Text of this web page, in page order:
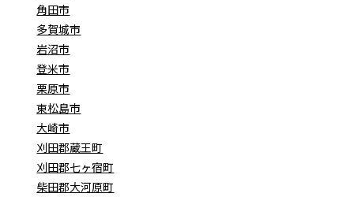
角田市
多賀城市
岩沼市
登米市
栗原市
東松島市
大崎市
刈田郡蔵王町
刈田郡七ヶ宿町
柴田郡大河原町